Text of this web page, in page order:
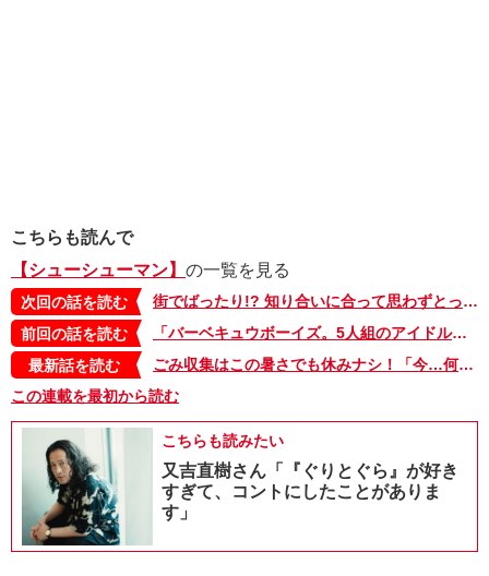
こちらも読んで
【シューシューマン】 の一覧を見る
次回の話を読む
街でばったり!? 知り合いに合って思わずとった行動が…。ごみ収集員・乃木さんの過去【シューシューマン・9】
前回の話を読む
「バーベキュウボーイズ。5人組のアイドルグループでした」アイドルからごみ収集員に!? 【シューシューマン・7】
最新話を読む
ごみ収集はこの暑さでも休みナシ！「今…何度だ？」ヤバい…これはマジでヤバい…。“真夏のシューシューマン”篇【シューシューマン・17】
この連載を最初から読む
こちらも読みたい
又吉直樹さん「『ぐりとぐら』が好き
すぎて、コントにしたことがありま
す」